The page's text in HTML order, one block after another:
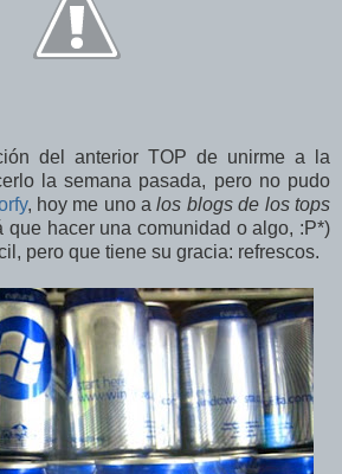
del anterior TOP de unirme a la
la semana pasada, pero no pudo
, hoy me uno alos blogs de los tops
que hacer una comunidad o algo, :P*)
pero que tiene su gracia: refrescos.